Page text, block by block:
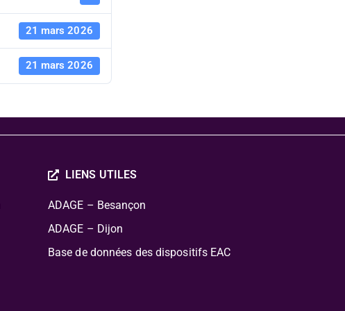
21 mars 2026
21 mars 2026
LIENS UTILES
ADAGE – Besançon
ADAGE – Dijon
Base de données des dispositifs EAC